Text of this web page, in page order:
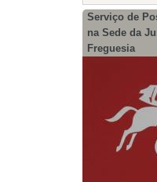
Serviço de
na Sede da
Freguesia